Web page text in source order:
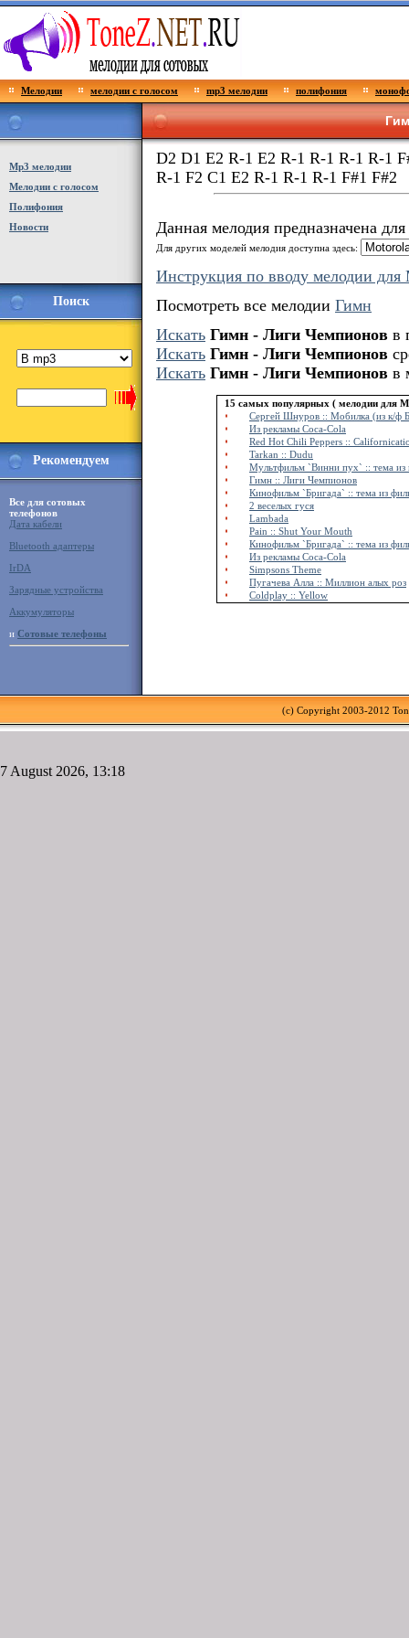
Мелодии мелодии с голосом mp3 мелодии полифония
Мp3 мелодии
Мелодии с голосом
Полифония
Новости
Поиск
Рекомендуем
Все для сотовых
телефонов
Дата кабели
Bluetooth адаптеры
IrDA
Зарядные устройства
Аккумуляторы
и Сотовые телефоны
D2 D1 E2 R-1 E2 R-1 R-1 R-1 R-1
R-1 F2 C1 E2 R-1 R-1 R-1 F#1 F#2
Данная мелодия предназначена
Для других моделей мелодия доступна здесь:
Инструкция по вводу мелодии для
Посмотреть все мелодии Гимн
Искать Гимн - Лиги Чемпионов в
Искать Гимн - Лиги Чемпионов
Искать Гимн - Лиги Чемпионов в
15 самых популярных ( мелодии для
Сергей Шнуров :: Мобилка (из к/ф
Из рекламы Coca-Cola
Red Hot Chili Peppers ::
Tarkan :: Dudu
Мультфильм `Винни пух` :: тема из
Гимн :: Лиги Чемпионов
Кинофильм `Бригада` :: тема из
2 веселых гуся
Lambada
Pain :: Shut Your Mouth
Кинофильм `Бригада` :: тема из
Из рекламы Coca-Cola
Simpsons Theme
Пугачева Алла :: Миллион алых роз
Coldplay :: Yellow
(c) Copyright 2003-2012
7 August 2026, 13:18